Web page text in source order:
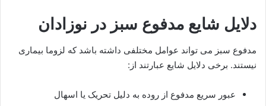
دلایل شایع مدفوع سبز در نوزادان
مدفوع سبز می تواند عوامل مختلفی داشته باشد که لزوما بیماری
نیستند. برخی دلایل شایع عبارتند از:
عبور سریع مدفوع از روده به دلیل تحریک یا اسهال